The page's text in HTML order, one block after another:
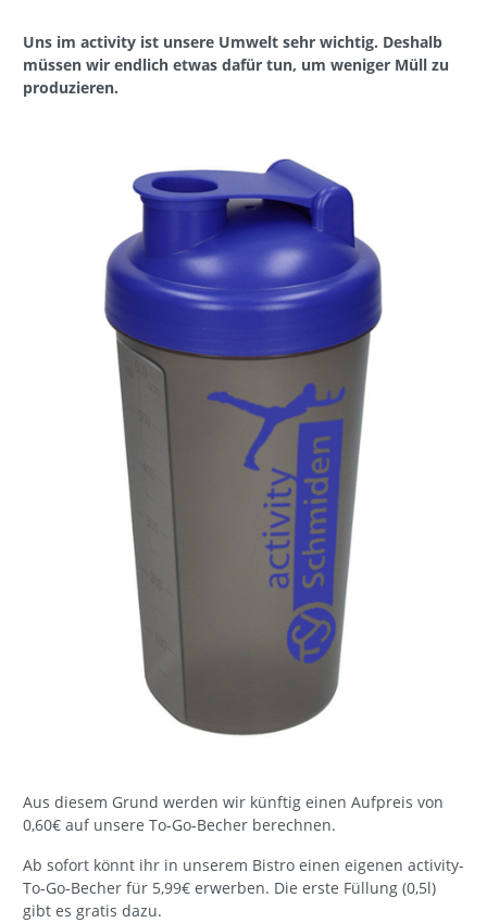
Uns im activity ist unsere Umwelt sehr wichtig. Deshalb
müssen wir endlich etwas dafür tun, um weniger Müll zu
produzieren.
Aus diesem Grund werden wir künftig einen Aufpreis von
0,60€ auf unsere To-Go-Becher berechnen.
Ab sofort könnt ihr in unserem Bistro einen eigenen activity-
To-Go-Becher für 5,99€ erwerben. Die erste Füllung (0,5l)
gibt es gratis dazu.